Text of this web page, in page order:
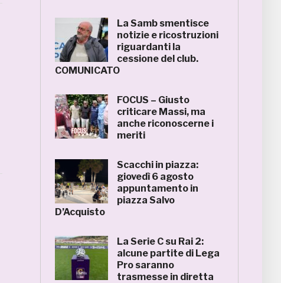
La Samb smentisce
notizie e ricostruzioni
riguardanti la
cessione del club.
COMUNICATO
FOCUS – Giusto
criticare Massi, ma
anche riconoscerne i
meriti
Scacchi in piazza:
giovedì 6 agosto
appuntamento in
piazza Salvo
D’Acquisto
La Serie C su Rai 2:
alcune partite di Lega
Pro saranno
trasmesse in diretta